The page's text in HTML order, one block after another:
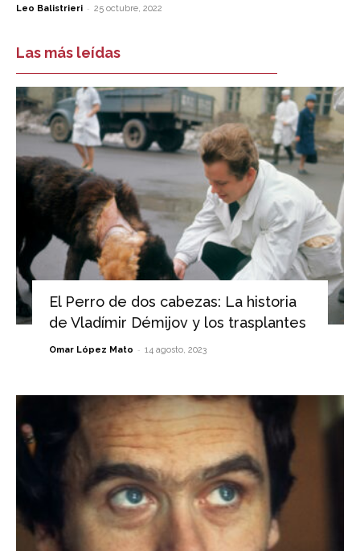
Leo Balistrieri - 25 octubre, 2022
Las más leídas
El Perro de dos cabezas: La historia
de Vladímir Démijov y los trasplantes
Omar López Mato - 14 agosto, 2023